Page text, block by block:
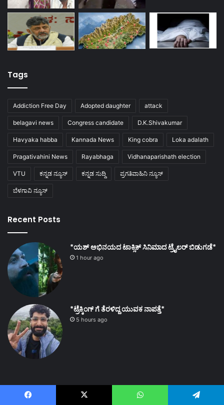
Tags
Addiction Free Day Adopted daughter attack
belagavi news Congress candidate D.K.Shivakumar
Havyaka habba Kannada News King cobra Loka adalath
Pragativahini News Rayabhaga Vidhanaparishath election
VTU ಕನ್ನಡ ನ್ಯೂಸ್ ಕನ್ನಡ ಸುದ್ದಿ ಪ್ರಗತಿವಾಹಿನಿ ನ್ಯೂಸ್
ಬೆಳಗಾವಿ ನ್ಯೂಸ್
Recent Posts
*ಯಶ್ ಅಭಿನಯದ ಟಾಕ್ಸಿಕ್ ಸಿನಿಮಾದ ಟ್ರೈಲರ್ ಬಿಡುಗಡೆ*
1 hour ago
*ಟ್ರೆಕ್ಕಿಂಗ್ ಗೆ ತೆರಳಿದ್ದ ಯುವಕ ನಾಪತ್ತೆ*
5 hours ago